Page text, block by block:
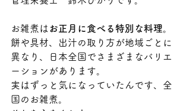
お雑煮は お正月に食べる特別な料理
餅や具材、出汁の取り方が地域ごとに
異なり、日本全国でさまざまなバリエ
ーションがあります。
実はずっと気になっていたんです、全
国のお雑煮。